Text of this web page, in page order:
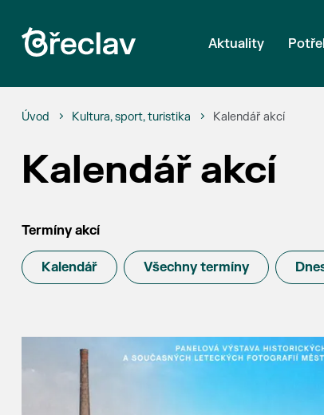
Aktuality
Úvod Kultura, sport, turistika Kalendář akcí
Kalendář akcí
Termíny akcí
Kalendář Všechny termíny